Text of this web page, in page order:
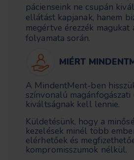
pácienseink ne csupán
ellátást kapjanak, hanem
megértve érezzék magukat
folyamata során.
MIÉRT
A MindentMent-ben
színvonalú
kiváltságnak kell lennie.
Küldetésünk, hogy a
kezelések minél több
elérhetőek és
kompromisszumok nélkül.